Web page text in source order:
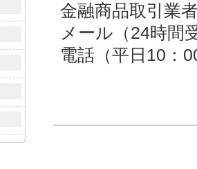
金融商品取引業
メール（24時間
電話（平日10：